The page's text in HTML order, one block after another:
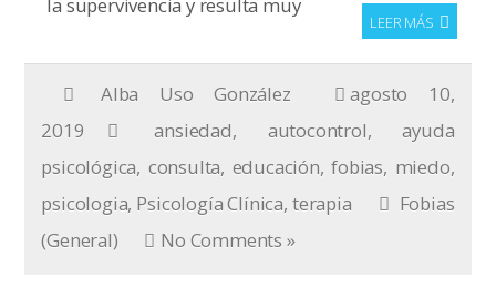
LEER MÁS
Alba Uso González
agosto 10,
2019
ansiedad, autocontrol,ayuda
psicológica, consulta, educación,fobias, miedo,
psicologia, Psicología Clínica, terapia
Fobias
(General)
No Comments »